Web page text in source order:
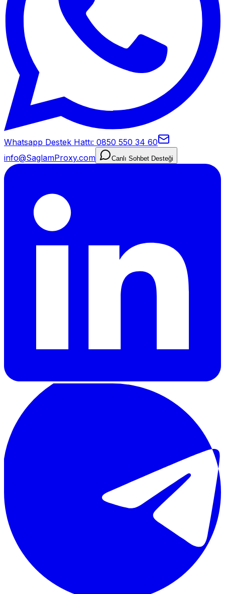
Whatsapp Destek Hattı: 0850 550 34 60
info@SaglamProxy.com
Canlı Sohbet Desteği